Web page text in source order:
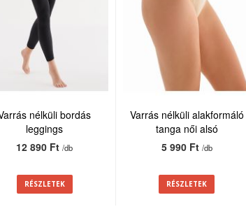
nélküli bordás
leggings
12 890 Ft/db
RÉSZLETEK
Varrás nélküli alakformáló
tanga női alsó
5 990 Ft /db
RÉSZLETEK